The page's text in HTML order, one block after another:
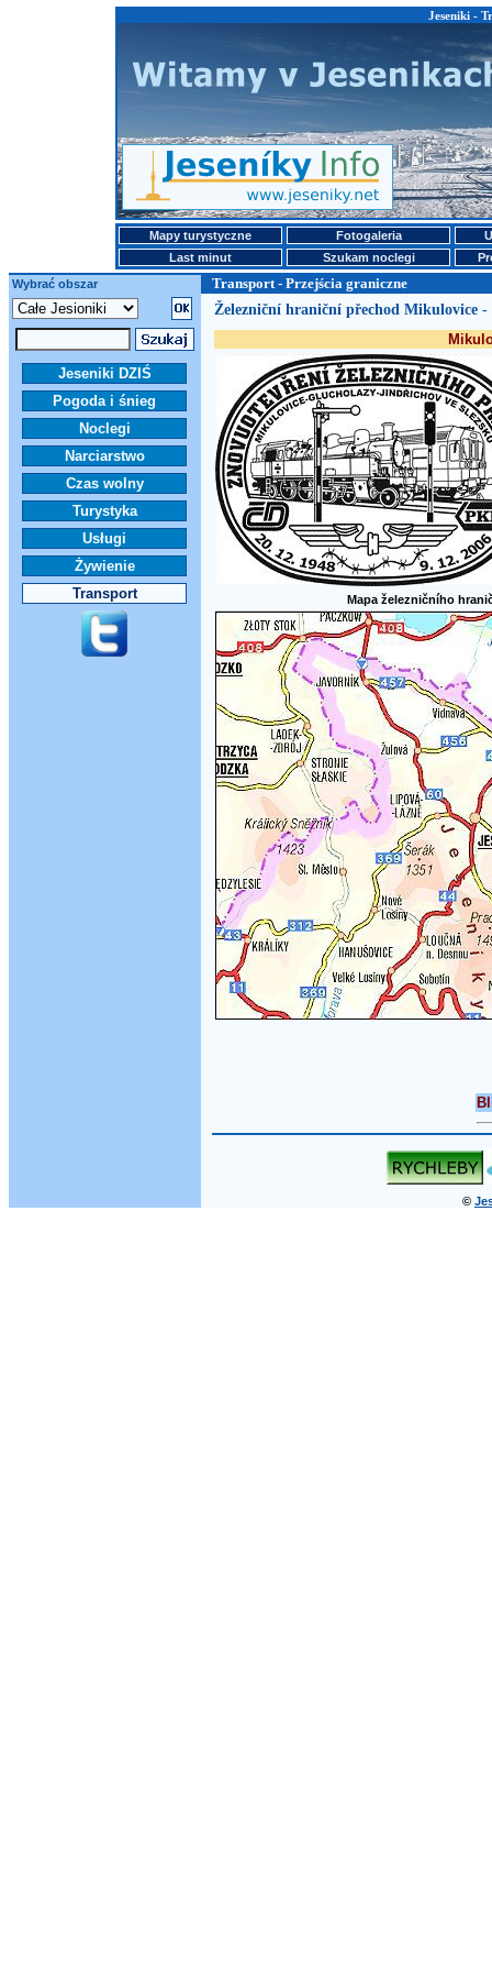
Jeseniki -
Mapy turystyczne Fotogaleria
Last minut
Szukam noclegi
Wybrać obszar
Transport - Przejścia graniczne
Jeseniki DZIŚ
Pogoda i śnieg
Noclegi
Narciarstwo
Czas wolny
Turystyka
Usługi
Żywienie
Transport
Železniční hraniční přechod Mikulovice -
Mapa železničního
©